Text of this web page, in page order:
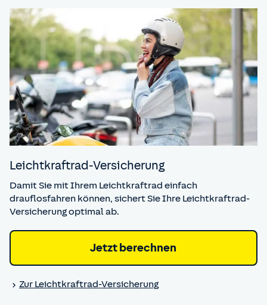
Leicht­kraftrad-Versicherung
Damit Sie mit Ihrem Leichtkraftrad einfach
drauflosfahren können, sichert Sie Ihre Leichtkraftrad-
Versicherung optimal ab.
Jetzt berechnen
Zur Leicht­kraftrad-Versicherung